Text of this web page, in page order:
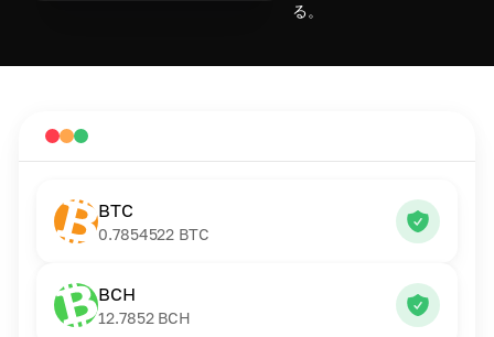
る。
BTC
0.7854522 BTC
BCH
12.7852 BCH